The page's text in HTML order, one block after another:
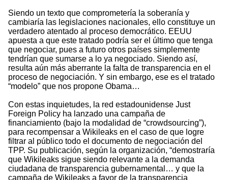
Siendo un texto que comprometería la soberanía y
cambiaría las legislaciones nacionales, ello constituye un
verdadero atentado al proceso democrático. EEUU
apuesta a que este tratado podría ser el último que tenga
que negociar, pues a futuro otros países simplemente
tendrían que sumarse a lo ya negociado. Siendo así,
resulta aún más aberrante la falta de transparencia en el
proceso de negociación. Y sin embargo, ese es el tratado
“modelo” que nos propone Obama…
Con estas inquietudes, la red estadounidense Just
Foreign Policy ha lanzado una campaña de
financiamiento (bajo la modalidad de “crowdsourcing”),
para recompensar a Wikileaks en el caso de que logre
filtrar al público todo el documento de negociación del
TPP. Su publicación, según la organización, “demostraría
que Wikileaks sigue siendo relevante a la demanda
ciudadana de transparencia gubernamental… y que la
campaña de Wikileaks a favor de la transparencia